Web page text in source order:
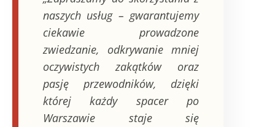
naszych usług – gwarantujemy
ciekawie prowadzone
zwiedzanie, odkrywanie mniej
oczywistych zakątków oraz
pasję przewodników, dzięki
której każdy spacer po
Warszawie staje się